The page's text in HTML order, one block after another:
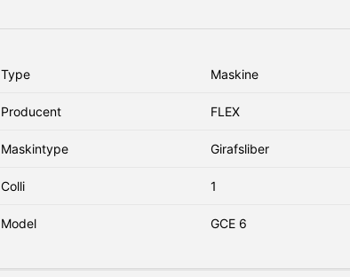
Type Maskine
Producent FLEX
Maskintype Girafsliber
Colli 1
Model GCE 6